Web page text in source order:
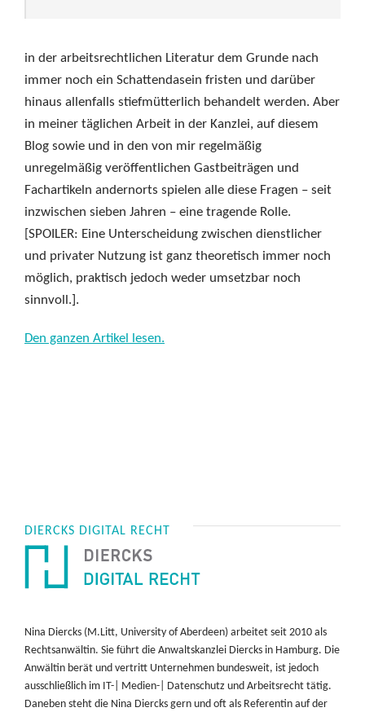
in der arbeitsrechtlichen Literatur dem Grunde nach
immer noch ein Schattendasein fristen und darüber
hinaus allenfalls stiefmütterlich behandelt werden. Aber
in meiner täglichen Arbeit in der Kanzlei, auf diesem
Blog sowie und in den von mir regelmäßig
unregelmäßig veröffentlichen Gastbeiträgen und
Fachartikeln andernorts spielen alle diese Fragen – seit
inzwischen sieben Jahren – eine tragende Rolle.
[SPOILER: Eine Unterscheidung zwischen dienstlicher
und privater Nutzung ist ganz theoretisch immer noch
möglich, praktisch jedoch weder umsetzbar noch
sinnvoll.].
Den ganzen Artikel lesen.
DIERCKS DIGITAL RECHT
Nina Diercks (M.Litt, University of Aberdeen) arbeitet seit 2010 als
Rechtsanwältin. Sie führt die Anwaltskanzlei Diercks in Hamburg. Die
Anwältin berät und vertritt Unternehmen bundesweit, ist jedoch
ausschließlich im IT-| Medien-| Datenschutz und Arbeitsrecht tätig.
Daneben steht die Nina Diercks gern und oft als Referentin auf der